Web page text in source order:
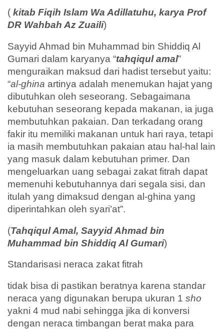
( kitab Fiqih Islam Wa Adillatuhu, karya Prof
DR Wahbah Az Zuaili)
Sayyid Ahmad bin Muhammad bin Shiddiq Al
Gumari dalam karyanya “tahqiqul amal”
menguraikan maksud dari hadist tersebut yaitu:
“al-ghina artinya adalah menemukan hajat yang
dibutuhkan oleh seseorang. Sebagaimana
kebutuhan seseorang kepada makanan, ia juga
membutuhkan pakaian. Dan terkadang orang
fakir itu memiliki makanan untuk hari raya, tetapi
ia masih membutuhkan pakaian atau hal-hal lain
yang masuk dalam kebutuhan primer. Dan
mengeluarkan uang sebagai zakat fitrah dapat
memenuhi kebutuhannya dari segala sisi, dan
itulah yang dimaksud dengan al-ghina yang
diperintahkan oleh syari’at”.
(Tahqiqul Amal, Sayyid Ahmad bin
Muhammad bin Shiddiq Al Gumari)
Standarisasi neraca zakat fitrah
tidak bisa di pastikan beratnya karena standar
neraca yang digunakan berupa ukuran 1 sho
yakni 4 mud nabi sehingga jika di konversi
dengan neraca timbangan berat maka para